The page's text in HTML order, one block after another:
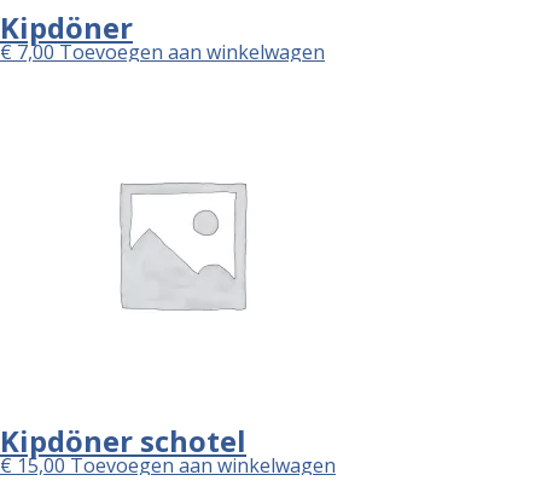
Kipdöner
€7,00Toevoegen aan winkelwagen
Kipdöner schotel
€15,00Toevoegen aan winkelwagen